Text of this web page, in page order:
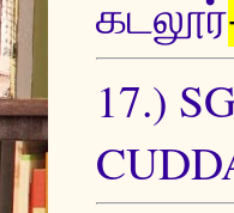
கடலூர்
17.)